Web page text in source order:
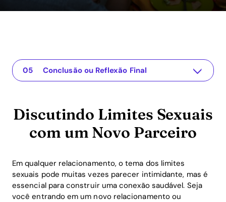
Discutindo Limites Sexuais com um Novo Parceiro
The app for your relationship
Entendendo a Questão
Soluções Práticas ou Insights
Conclusão ou Reflexão Final
Discutindo Limites Sexuais
com um Novo Parceiro
Em qualquer relacionamento, o tema dos limites
sexuais pode muitas vezes parecer intimidante, mas é
essencial para construir uma conexão saudável. Seja
você entrando em um novo relacionamento ou